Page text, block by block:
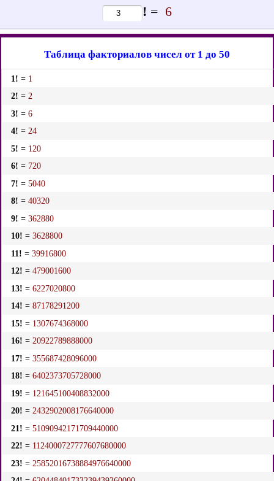
! = 6
Таблица факториалов чисел от 1 до 50
1! = 1
2! = 2
3! =6
4! = 24
5! = 120
6! = 720
7! =5040
8! =40320
9! =362880
10! =3628800
11! =39916800
12! =479001600
13! =6227020800
14! =87178291200
15! = 1307674368000
16! = 20922789888000
17! =355687428096000
18! =6402373705728000
19! = 121645100408832000
20! = 2432902008176640000
21! =51090942171709440000
22! = 1124000727777607680000
23! = 25852016738884976640000